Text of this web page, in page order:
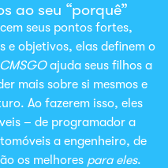
ao seu “porquê”
seus pontos fortes,
e objetivos, elas definem o
CMSGOajuda seus filhos a
mais sobre si mesmos e
Ao fazerem isso, eles
– de programador a
a engenheiro, de
os melhores para eles.